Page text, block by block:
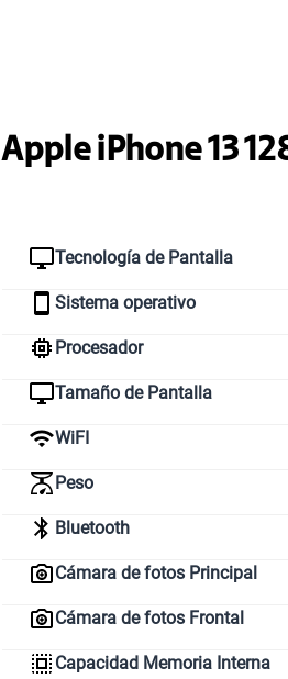
Apple iPhone 13
Tecnología de Pantalla
Sistema operativo
Procesador
Tamaño de Pantalla
WiFI
Peso
Bluetooth
Cámara de fotos Principal
Cámara de fotos Frontal
Capacidad Memoria Interna